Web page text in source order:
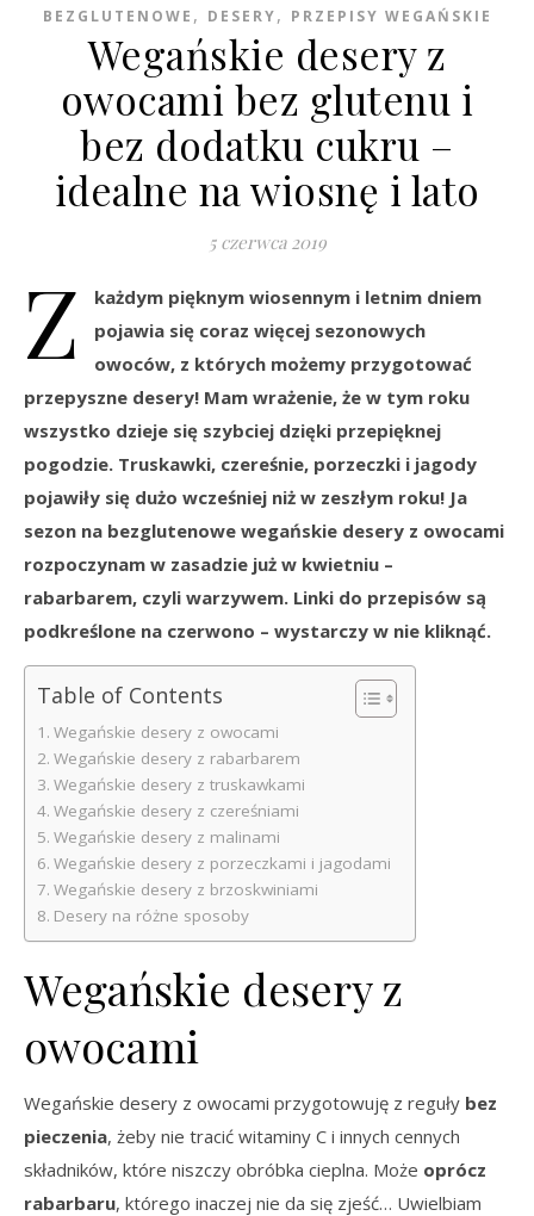
BEZGLUTENOWE , DESERY, PRZEPISY WEGAŃSKIE
Wegańskie desery z
owocami bez glutenu i
bez dodatku cukru –
idealne na wiosnę i lato
5 czerwca 2019
Z
każdym pięknym wiosennym i letnim dniem
pojawia się coraz więcej sezonowych
owoców, z których możemy przygotować
przepyszne desery! Mam wrażenie, że w tym roku
wszystko dzieje się szybciej dzięki przepięknej
pogodzie. Truskawki, czereśnie, porzeczki i jagody
pojawiły się dużo wcześniej niż w zeszłym roku! Ja
sezon na bezglutenowe wegańskie desery z owocami
rozpoczynam w zasadzie już w kwietniu –
rabarbarem, czyli warzywem. Linki do przepisów są
podkreślone na czerwono – wystarczy w nie kliknąć.
Table of Contents
Wegańskie desery z owocami
Wegańskie desery z rabarbarem
Wegańskie desery z truskawkami
Wegańskie desery z czereśniami
Wegańskie desery z malinami
Wegańskie desery z porzeczkami i jagodami
Wegańskie desery z brzoskwiniami
Desery na różne sposoby
Wegańskie desery z
owocami
Wegańskie desery z owocami przygotowuję z reguły bez
pieczenia, żeby nie tracić witaminy C i innych cennych
składników, które niszczy obróbka cieplna. Może oprócz
rabarbaru, którego inaczej nie da się zjeść… Uwielbiam